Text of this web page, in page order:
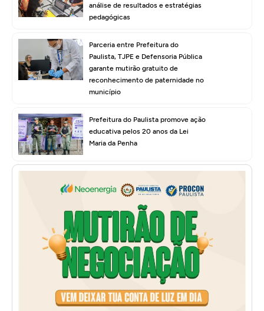
análise de resultados e estratégias
pedagógicas
Parceria entre Prefeitura do
Paulista, TJPE e Defensoria Pública
garante mutirão gratuito de
reconhecimento de paternidade no
município
Prefeitura do Paulista promove ação
educativa pelos 20 anos da Lei
Maria da Penha